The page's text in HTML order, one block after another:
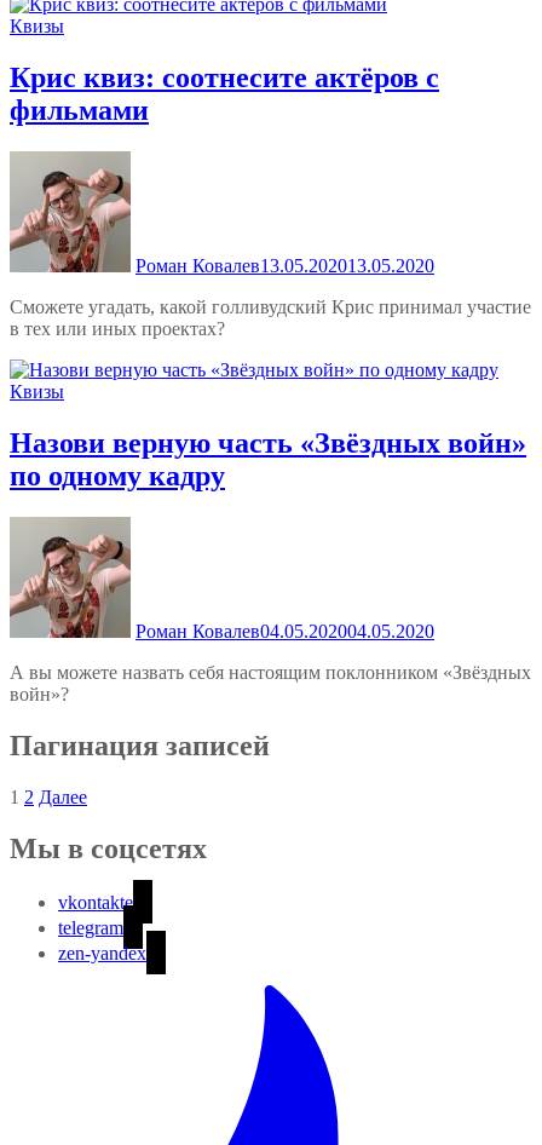
Квизы
Крис квиз: соотнесите актёров с
фильмами
Роман Ковалев13.05.202013.05.2020
Сможете угадать, какой голливудский Крис принимал участие
в тех или иных проектах?
Квизы
Назови верную часть «Звёздных войн»
по одному кадру
Роман Ковалев04.05.202004.05.2020
А вы можете назвать себя настоящим поклонником «Звёздных
войн»?
Пагинация записей
1 2 Далее
Мы в соцсетях
vkontakte
telegram
zen-yandex